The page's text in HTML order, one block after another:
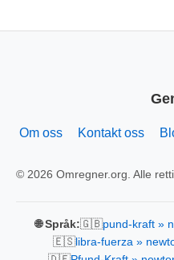
Om oss Kontakt oss
© 2026 Omregner.org. Alle
🌐 Språk:🇬🇧pund-kraft »
🇪🇸libra-fuerza »